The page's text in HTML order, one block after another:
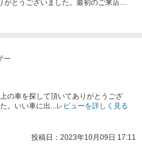
がとうございました。最初のご来店か
ー
の車を探して頂いてありがとうござ
。いい車に出...レビューを詳しく見る
投稿日：2023年10月09日 17:11